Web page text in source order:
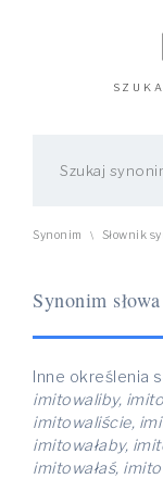
Synonim \ Słownik
Synonim słowa
Inne określenia
imitowaliby,
imitowaliście,
imitowałaby,
imitowałaś,